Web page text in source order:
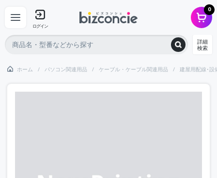
ログイン
0
詳細
検索
ホーム パソコン関連用品 ケーブル・ケーブル関連用品 建屋用配線･設